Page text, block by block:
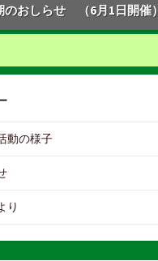
のおしらせ （6月1日開催）
動の様子
り